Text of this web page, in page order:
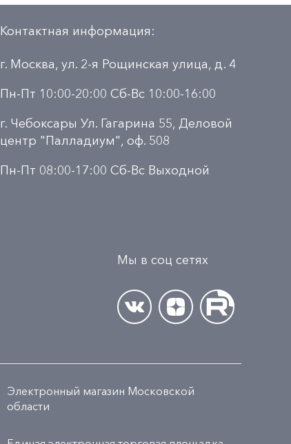
Контактная информация:
г. Москва, ул. 2-я Рощинская улица, д. 4
Пн-Пт 10:00-20:00 Сб-Вс 10:00-16:00
г. Чебоксары Ул. Гагарина 55, Деловой
центр "Палладиум", оф. 508
Пн-Пт 08:00-17:00 Сб-Вс Выходной
Мы в соц сетях
Электронный магазин Московской
области